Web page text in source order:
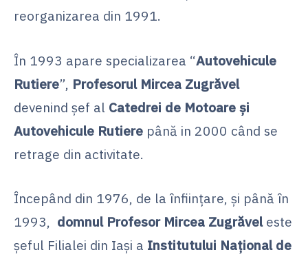
reorganizarea din 1991.
În 1993 apare specializarea “Autovehicule
Rutiere”, Profesorul Mircea Zugrăvel
devenind şef al Catedrei de Motoare şi
Autovehicule Rutiere până in 2000 când se
retrage din activitate.
Începând din 1976, de la înfiinţare, şi până în
1993, domnul Profesor Mircea Zugrăveleste
şeful Filialei din Iaşi a Institutului Naţional de